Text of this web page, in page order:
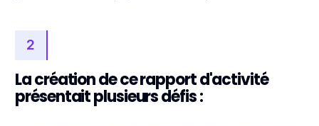
2
La création de ce rapport d'activité
présentait plusieurs défis :